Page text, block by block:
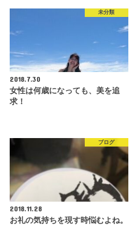
未分類
2018.7.30
女性は何歳になっても、美を追
求！
ブログ
2018.11.28
お礼の気持ちを現す時悩むよね。